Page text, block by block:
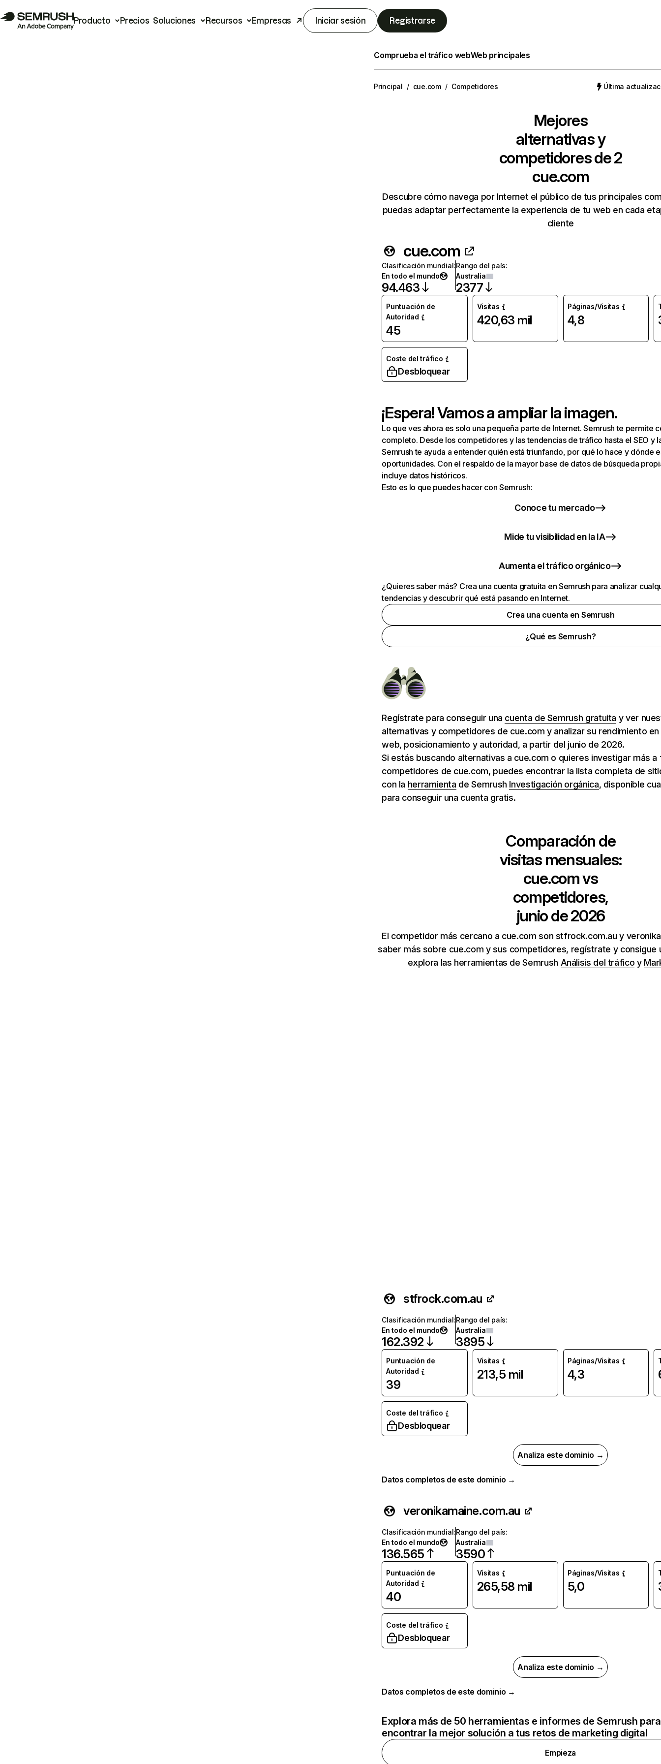
Producto Precios Soluciones Recursos Empresas Iniciar sesión Registrarse
Comprueba el tráfico webWeb principales
Principal / cue.com / Competidores Última
Mejores
alternativas y
competidores de 2
cue.com
Descubre cómo navega por Internet el público de tus principales
puedas adaptar perfectamente la experiencia de tu web en cada
cliente
cue.com
Clasificación mundial:
En todo el mundo
94.463
Rango del país:
Australia
2377
Puntuación de
Autoridad
45
Visitas
420,63 mil
Páginas/Visitas
4,8
Coste del tráfico
Desbloquear
¡Espera! Vamos a ampliar la imagen.
Lo que ves ahora es solo una pequeña parte de Internet. Semrush te permite
completo. Desde los competidores y las tendencias de tráfico hasta el SEO y
Semrush te ayuda a entender quién está triunfando, por qué lo hace y dónde
oportunidades. Con el respaldo de la mayor base de datos de búsqueda
incluye datos históricos.
Esto es lo que puedes hacer con Semrush:
Conoce tu mercado
Mide tu visibilidad en la IA
Aumenta el tráfico orgánico
¿Quieres saber más? Crea una cuenta gratuita en Semrush para analizar
tendencias y descubrir qué está pasando en Internet.
Crea una cuenta en Semrush
¿Qué es Semrush?
Regístrate para conseguir una cuenta de Semrush gratuita y ver
alternativas y competidores de cue.com y analizar su rendimiento
web, posicionamiento y autoridad, a partir del junio de 2026.
Si estás buscando alternativas a cue.com o quieres investigar más a
competidores de cue.com, puedes encontrar la lista completa de
con la herramienta de Semrush Investigación orgánica, disponible
para conseguir una cuenta gratis.
Comparación de
visitas mensuales:
cue.comvs
competidores,
junio de 2026
El competidor más cercano a cue.com son stfrock.com.au y
saber más sobre cue.com y sus competidores, regístrate y consigue
explora las herramientas de Semrush Análisis del tráfico y
stfrock.com.au
Clasificación mundial:
En todo el mundo
162.392
Rango del país:
Australia
3895
Puntuación de
Autoridad
39
Visitas
213,5 mil
Páginas/Visitas
4,3
Coste del tráfico
Desbloquear
Analiza este dominio →
Datos completos de este dominio →
veronikamaine.com.au
Clasificación mundial:
En todo el mundo
136.565
Rango del país:
Australia
3590
Puntuación de
Autoridad
40
Visitas
265,58 mil
Páginas/Visitas
5,0
Coste del tráfico
Desbloquear
Analiza este dominio →
Datos completos de este dominio →
Explora más de 50 herramientas e informes de Semrush para
encontrar la mejor solución a tus retos de marketing digital
Empieza